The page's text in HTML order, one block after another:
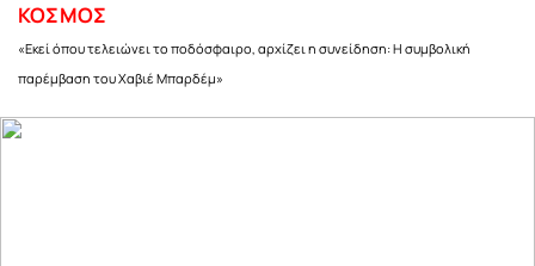
ΚΟΣΜΟΣ
«Εκεί όπου τελειώνει το ποδόσφαιρο, αρχίζει η συνείδηση: Η συμβολική
παρέμβαση του Χαβιέ Μπαρδέμ»